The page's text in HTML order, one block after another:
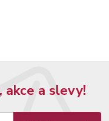
akce a slevy!